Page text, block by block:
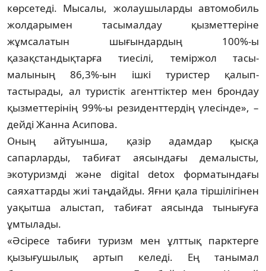
көрсетеді. Мысалы, жолаушыларды авто­мобиль
жолдарымен тасымалдау қызмет­теріне
жұмсалатын шығындардың 100%-ы
қазақстандықтарға тиесілі, теміржол тасы­
малының 86,3%-ын ішкі туристер қалып­
тастырады, ал туристік агенттіктер мен брондау
қызметтерінің 99%-ы резидент­тердің үлесінде», –
дейді Жанна Асипова.
Оның айтуынша, қазір адамдар қысқа
сапарларды, табиғат аясындағы демалысты,
экотуризмді және digital detox формат­ындағы
саяхаттарды жиі таңдайды. Яғни қала тіршілігінен
уақытша алыстап, табиғат аясында тынығуға
ұмтылады.
«Әсіресе табиғи туризм мен ұлттық парктерге
қызығушылық артып келеді. Ең танымал